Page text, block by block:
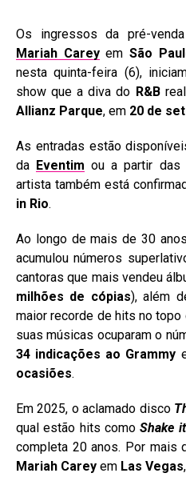
Os ingressos da pré-
Mariah CareyemSão
nesta quinta-feira (6),
show que a diva do R&B
Allianz Parque, em 20 de
As entradas estão
da Eventim ou a partir das
artista também está
in Rio.
Ao longo de mais de 30
acumulou números
cantoras que mais vendeu
milhões de cópias), além
maior recorde de hits no
suas músicas ocuparam o
34 indicações ao Grammy
ocasiões.
Em 2025, o aclamado disco
qual estão hits comoShake
completa 20 anos. Por mais
Mariah Carey em Las Vegas